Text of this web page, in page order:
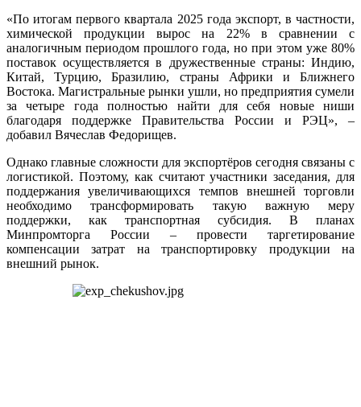
«По итогам первого квартала 2025 года экспорт, в частности,
химической продукции вырос на 22% в сравнении с
аналогичным периодом прошлого года, но при этом уже 80%
поставок осуществляется в дружественные страны: Индию,
Китай, Турцию, Бразилию, страны Африки и Ближнего
Востока. Магистральные рынки ушли, но предприятия сумели
за четыре года полностью найти для себя новые ниши
благодаря поддержке Правительства России и РЭЦ», –
добавил Вячеслав Федорищев.
Однако главные сложности для экспортёров сегодня связаны с
логистикой. Поэтому, как считают участники заседания, для
поддержания увеличивающихся темпов внешней торговли
необходимо трансформировать такую важную меру
поддержки, как транспортная субсидия. В планах
Минпромторга России – провести таргетирование
компенсации затрат на транспортировку продукции на
внешний рынок.